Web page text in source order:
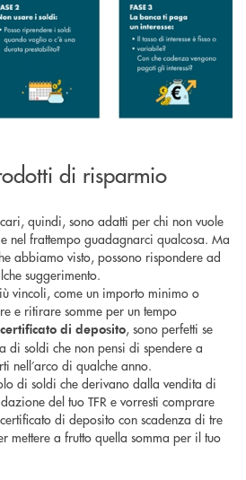
di risparmio
quindi, sono adatti per chi non vuole
nel frattempo guadagnarci qualcosa. Ma
abbiamo visto, possono rispondere ad
suggerimento.
vincoli, come un importo minimo o
e ritirare somme per un tempo
certificato di deposito, sono perfetti se
di soldi che non pensi di spendere a
nell’arco di qualche anno.
di soldi che derivano dalla vendita di
del tuo TFR e vorresti comprare
di deposito con scadenza di tre
mettere a frutto quella somma per il tuo